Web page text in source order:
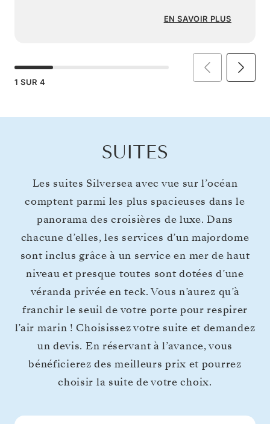
EN SAVOIR PLUS
1 SUR 4
SUITES
Les suites Silversea avec vue sur l’océan
comptent parmi les plus spacieuses dans le
panorama des croisières de luxe. Dans
chacune d’elles, les services d’un majordome
sont inclus grâce à un service en mer de haut
niveau et presque toutes sont dotées d’une
véranda privée en teck. Vous n’aurez qu’à
franchir le seuil de votre porte pour respirer
l’air marin ! Choisissez votre suite et demandez
un devis. En réservant à l’avance, vous
bénéficierez des meilleurs prix et pourrez
choisir la suite de votre choix.